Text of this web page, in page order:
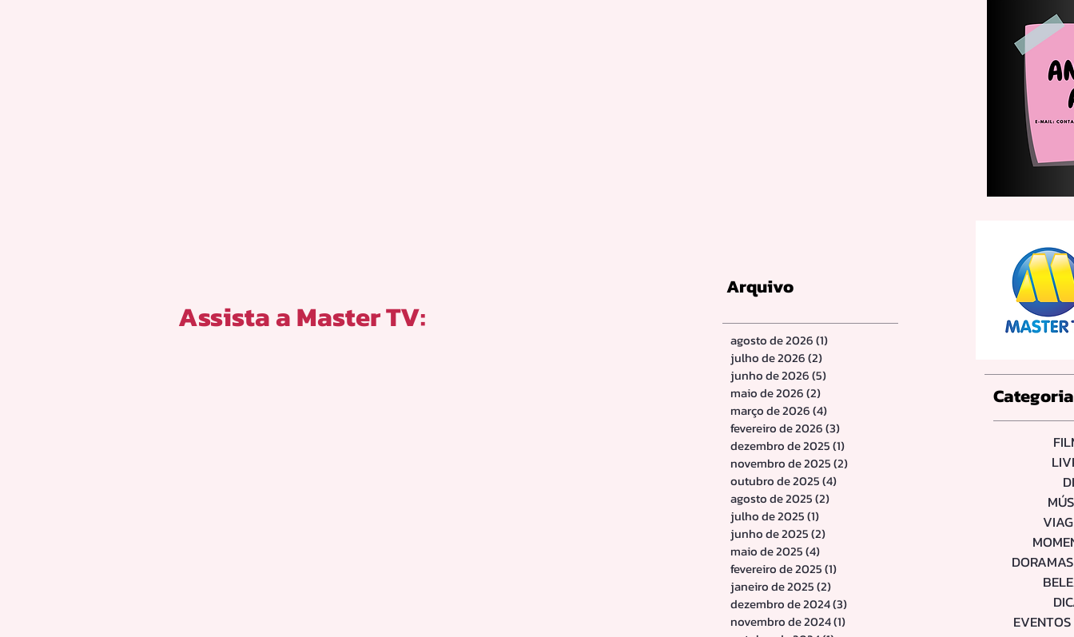
Assista a Master TV:
Arquivo
agosto de 2026(1)
julho de 2026(2)
junho de 2026(5)
maio de 2026(2)
março de 2026(4)
fevereiro de 2026(3)
dezembro de 2025(1)
novembro de 2025(2)
outubro de 2025(4)
agosto de 2025(2)
julho de 2025(1)
junho de 2025(2)
maio de 2025(4)
fevereiro de 2025(1)
janeiro de 2025(2)
dezembro de 2024(3)
novembro de 2024(1)